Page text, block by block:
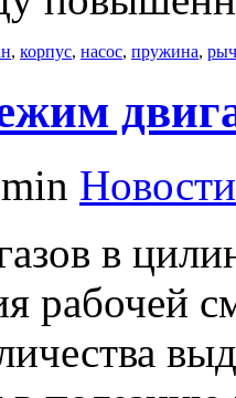
, корпус, насос, пружина,
Новости
в
рабочей